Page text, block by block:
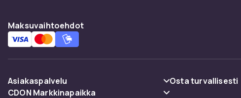
Maksuvaihtoehdot
Asiakaspalvelu
Osta turvallisesti
CDON Markkinapaikka